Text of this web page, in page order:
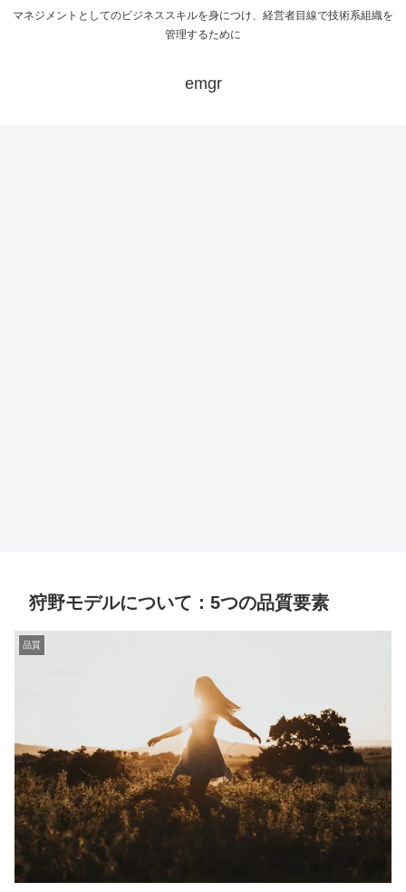
マネジメントとしてのビジネススキルを身につけ、経営者目線で技術系組織を
管理するために
emgr
狩野モデルについて：5つの品質要素
品質